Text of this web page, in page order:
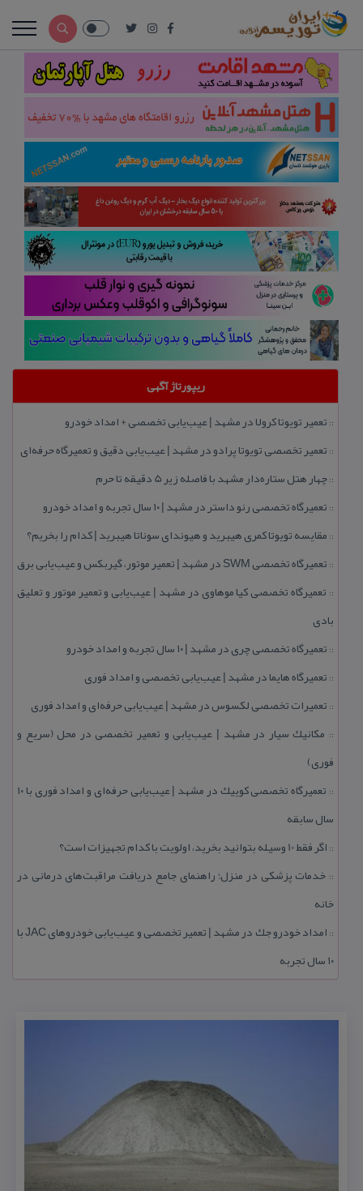
ریپورتاژ آگهی
:: تعمیر تویوتا كرولا در مشهد | عیب‌یابی تخصصی + امداد خودرو
:: تعمیر تخصصی تویوتا پرادو در مشهد | عیب‌یابی دقیق و تعمیرگاه حرفه‌ای
::چهار هتل‌ ستاره‌دار مشهد با فاصله زیر 5 دقیقه تا حرم
:: تعمیرگاه تخصصی رنو داستر در مشهد | ۱۰ سال تجربه و امداد خودرو
:: مقایسه تویوتا كمری هیبرید و هیوندای سوناتا هیبرید | كدام را بخریم؟
:: تعمیرگاه تخصصی SWM در مشهد | تعمیر موتور، گیربكس و عیب‌یابی برق
:: تعمیرگاه تخصصی كیا موهاوی در مشهد | عیب‌یابی و تعمیر موتور و تعلیق
بادی
:: تعمیرگاه تخصصی چری در مشهد | ۱۰ سال تجربه و امداد خودرو
:: تعمیرگاه هایما در مشهد | عیب‌یابی تخصصی و امداد فوری
:: تعمیرات تخصصی لكسوس در مشهد | عیب‌یابی حرفه‌ای و امداد فوری
:: مكانیك سیار در مشهد | عیب‌یابی و تعمیر تخصصی در محل (سریع و
فوری)
::
تعمیرگاه تخصصی كوییك در مشهد | عیب‌یابی حرفه‌ای و امداد فوری با ۱۰
سال سابقه
:: اگر فقط 10 وسیله بتوانید بخرید، اولویت با كدام تجهیزات است؟
:: خدمات پزشكی در منزل؛ راهنمای جامع دریافت مراقبت‌های درمانی در
خانه
::
امداد خودرو جك در مشهد | تعمیر تخصصی و عیب‌یابی خودروهای JAC با
۱۰ سال تجربه